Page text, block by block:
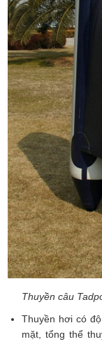
Thuyền câu
Thuyền hơi có
mặt, tổng thể